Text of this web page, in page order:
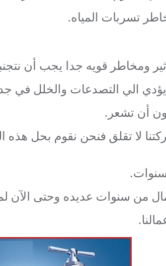
تسربات المياه.
ومخاطر قويه جدا يجب أن
الي التصدعات والخلل في
أن تشعر.
لا تقلق فنحن نقوم بحل
سنوات.
من سنوات عديده وحتى